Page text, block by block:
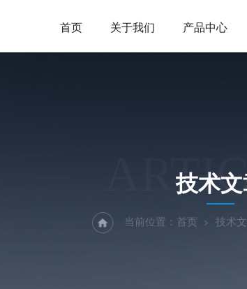
首页 关于我们 产品中心
技术
当前位置： 首页 技术